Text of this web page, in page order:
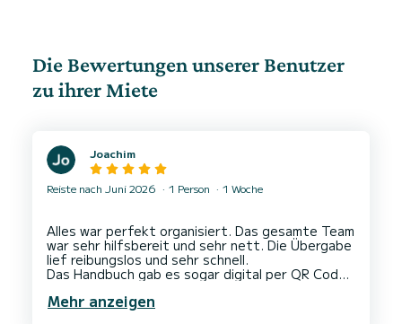
Die Bewertungen unserer Benutzer
zu ihrer Miete
Joachim
Reiste nach Juni 2026 1 Person 1 Woche
Alles war perfekt organisiert. Das gesamte Team
war sehr hilfsbereit und sehr nett. Die Übergabe
lief reibungslos und sehr schnell.
Das Handbuch gab es sogar digital per QR Code
Mehr anzeigen